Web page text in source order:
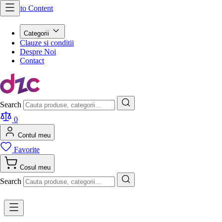
Skip to Content
Categorii
Clauze si conditii
Despre Noi
Contact
Search
0
Contul meu
Favorite
Cosul meu
Search